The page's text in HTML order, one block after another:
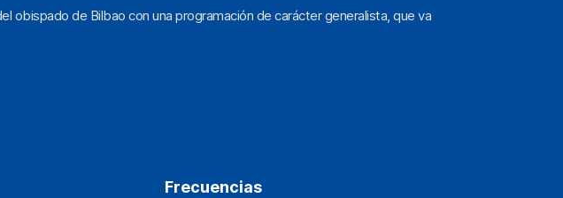
obispado de Bilbao con una programación de carácter generalista, que va
Frecuencias